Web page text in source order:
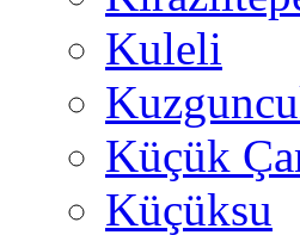
Kuleli
Küçük
Küçüksu